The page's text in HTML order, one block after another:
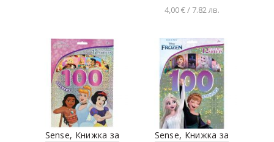
4,00 € / 7.82 лв.
количката
Sense, Книжка за
Sense, Книжка за